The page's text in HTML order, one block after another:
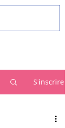
S'inscrire